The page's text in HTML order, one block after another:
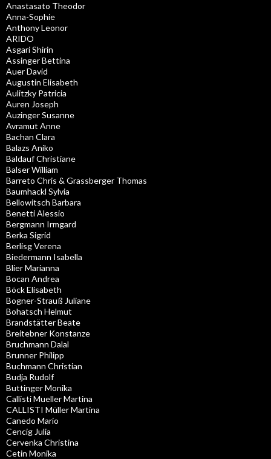
Anastasato Theodor
Anna-Sophie
Anthony Leonor
ARIDO
Asgari Shirin
Assinger Bettina
Auer David
Augustin Elisabeth
Aulitzky Patricia
Auren Joseph
Auzinger Susanne
Avramut Anne
Bachan Clara
Balazs Aniko
Baldauf Christiane
Balser William
Barreto Chris & Grassberger Thomas
Baumhackl Sylvia
Bellowitsch Barbara
Benetti Alessio
Bergmann Irmgard
Berka Sigrid
Berlisg Verena
Biedermann Isabella
Blier Marianna
Bocan Andrea
Böck Elisabeth
Bogner-Strauß Juliane
Bohatsch Helmut
Brandstätter Beate
Breitebner Konstanze
Bruchmann Dalal
Brunner Philipp
Buchmann Christian
Budja Rudolf
Buttinger Monika
Callisti Mueller Martina
CALLISTI Müller Martina
Canedo Mario
Cencig Julia
Cervenka Christina
Cetin Monika